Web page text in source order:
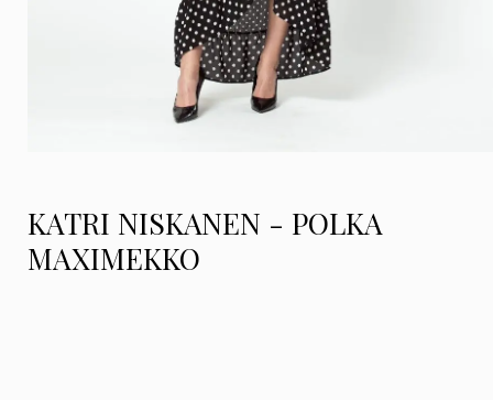
KATRI NISKANEN - POLKA
MAXIMEKKO